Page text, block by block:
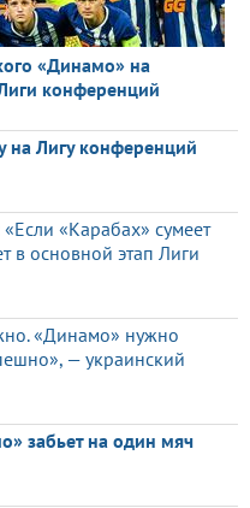
«Динамо» на
конференций
на Лигу конференций
«Карабах» сумеет
в основной этап Лиги
«Динамо» нужно
— украинский
забьет на один мяч